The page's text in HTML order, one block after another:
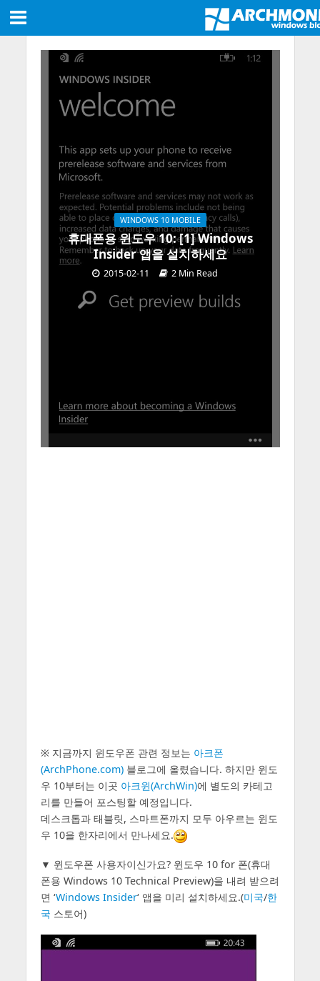
WINDOWS 10 MOBILE
휴대폰용 윈도우 10: [1] Windows
Insider 앱을 설치하세요
2015-02-11 2 Min Read
※ 지금까지 윈도우폰 관련 정보는 아크폰
(ArchPhone.com)블로그에 올렸습니다. 하지만 윈도
우 10부터는 이곳 아크윈(ArchWin)에 별도의 카테고
리를 만들어 포스팅할 예정입니다.
데스크톱과 태블릿, 스마트폰까지 모두 아우르는 윈도
우 10을 한자리에서 만나세요.
▼ 윈도우폰 사용자이신가요? 윈도우 10 for 폰(휴대
폰용 Windows 10 Technical Preview)을 내려 받으려
면 ‘Windows Insider‘ 앱을 미리 설치하세요.(미국/한
국 스토어)